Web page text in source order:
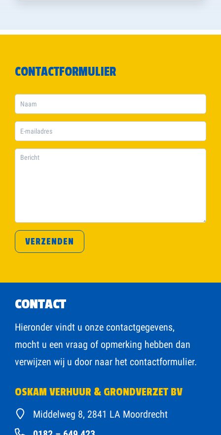
CONTACTFORMULIER
VERZENDEN
CONTACT
Hieronder vindt u onze contactgegevens,
mocht u een vraag of opmerking hebben dan
verwijzen wij u door naar het contactformulier.
OSKAM VERHUUR & GRONDVERZET BV
Middelweg 8, 2841 LA Moordrecht